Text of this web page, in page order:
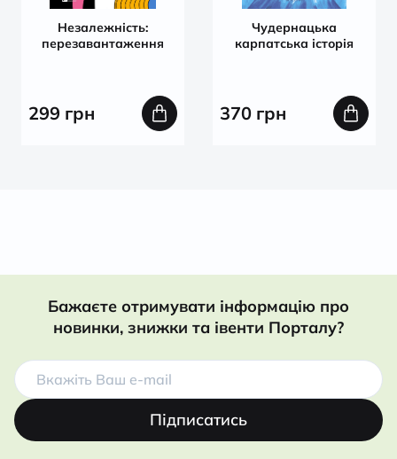
Незалежність:
перезавантаження
299 грн
Чудернацька
карпатська історія
370 грн
Бажаєте отримувати інформацію про
новинки, знижки та івенти Порталу?
Підписатись